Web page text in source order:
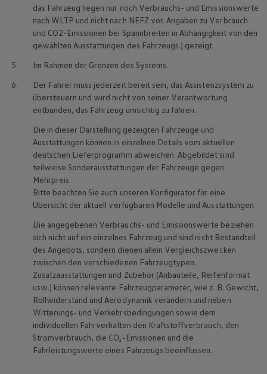
das Fahrzeug liegen nur noch Verbrauchs- und Emissionswerte
nach WLTP und nicht nach NEFZ vor. Angaben zu Verbrauch
und CO2-Emissionen bei Spannbreiten in Abhängigkeit von den
gewählten Ausstattungen des Fahrzeugs.) gezeigt.
5.
Im Rahmen der Grenzen des Systems.
6.
Der Fahrer muss jederzeit bereit sein, das Assistenzsystem zu
übersteuern und wird nicht von seiner Verantwortung
entbunden, das Fahrzeug umsichtig zu fahren.
Die in dieser Darstellung gezeigten Fahrzeuge und
Ausstattungen können in einzelnen Details vom aktuellen
deutschen Lieferprogramm abweichen. Abgebildet sind
teilweise Sonderausstattungen der Fahrzeuge gegen
Mehrpreis.
Bitte beachten Sie auch unseren Konfigurator für eine
Übersicht der aktuell verfügbaren Modelle und Ausstattungen.
Die angegebenen Verbrauchs- und Emissionswerte beziehen
sich nicht auf ein einzelnes Fahrzeug und sind nicht Bestandteil
des Angebots, sondern dienen allein Vergleichszwecken
zwischen den verschiedenen Fahrzeugtypen.
Zusatzausstattungen und Zubehör (Anbauteile, Reifenformat
usw.) können relevante Fahrzeugparameter, wie z. B. Gewicht,
Rollwiderstand und Aerodynamik verändern und neben
Witterungs- und Verkehrsbedingungen sowie dem
individuellen Fahrverhalten den Kraftstoffverbrauch, den
Stromverbrauch, die CO₂-Emissionen und die
Fahrleistungswerte eines Fahrzeugs beeinflussen.